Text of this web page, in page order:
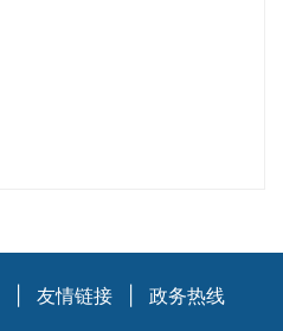
友情链接 政务热线